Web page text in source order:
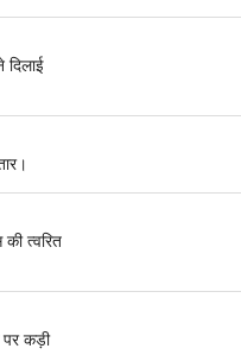
त्वरित
पर कड़ी